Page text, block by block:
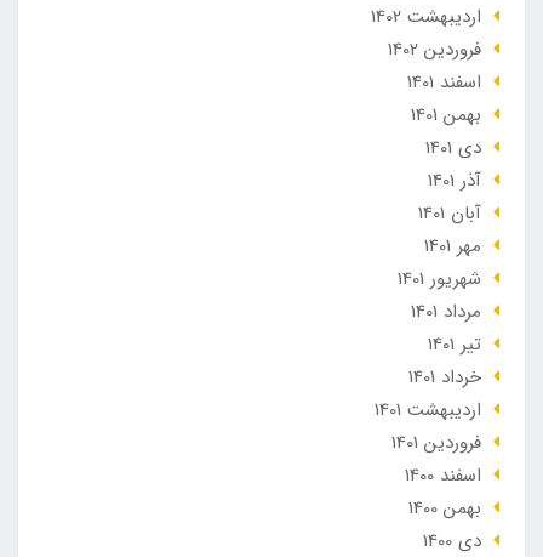
ارديبهشت 1402
فروردین 1402
اسفند 1401
بهمن 1401
دی 1401
آذر 1401
آبان 1401
مهر 1401
شهریور 1401
مرداد 1401
تير 1401
خرداد 1401
ارديبهشت 1401
فروردین 1401
اسفند 1400
بهمن 1400
دی 1400